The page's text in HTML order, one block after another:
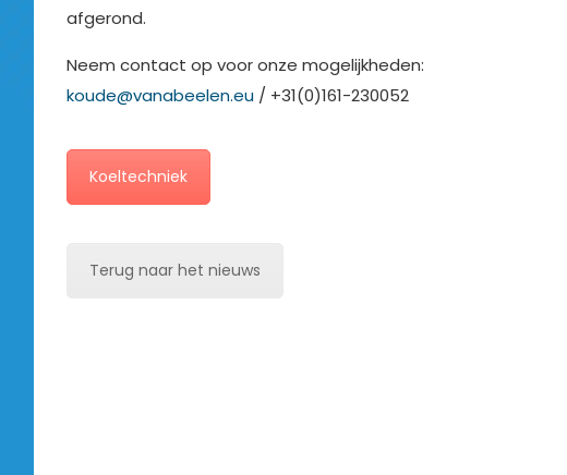
afgerond.
Neem contact op voor onze mogelijkheden:
koude@vanabeelen.eu/ +31(0)161-230052
Koeltechniek
Terug naar het nieuws